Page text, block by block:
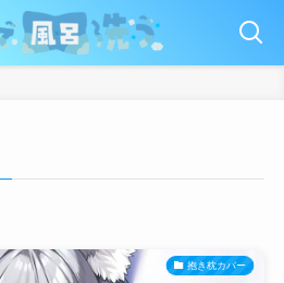
抱き枕カバー